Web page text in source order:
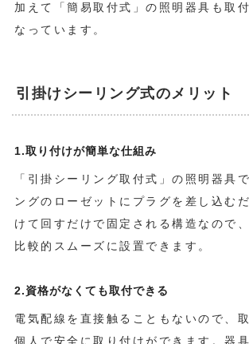
加えて「簡易取付式」の照明器具も取
なっています。
引掛けシーリング式のメリット
1.取り付けが簡単な仕組み
「引掛シーリング取付式」の照明器具
ングのローゼットにプラグを差し込む
けて回すだけで固定される構造なので
比較的スムーズに設置できます。
2.資格がなくても取付できる
電気配線を直接触ることもないので、
個人で安全に取り付けができます。器